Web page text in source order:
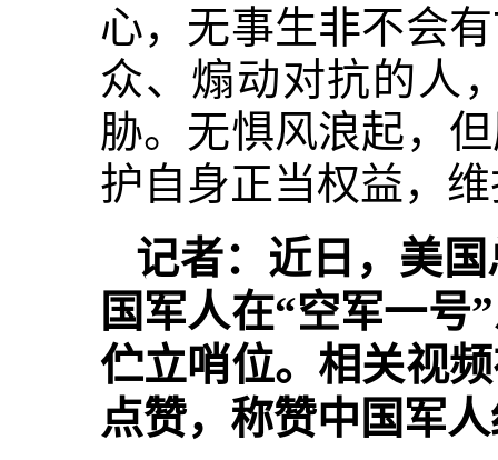
心，无事生非不会
众、煽动对抗的人
胁。无惧风浪起，
护自身正当权益，
记者：近日，美
国军人在“空军一号
伫立哨位。相关视
点赞，称赞中国军